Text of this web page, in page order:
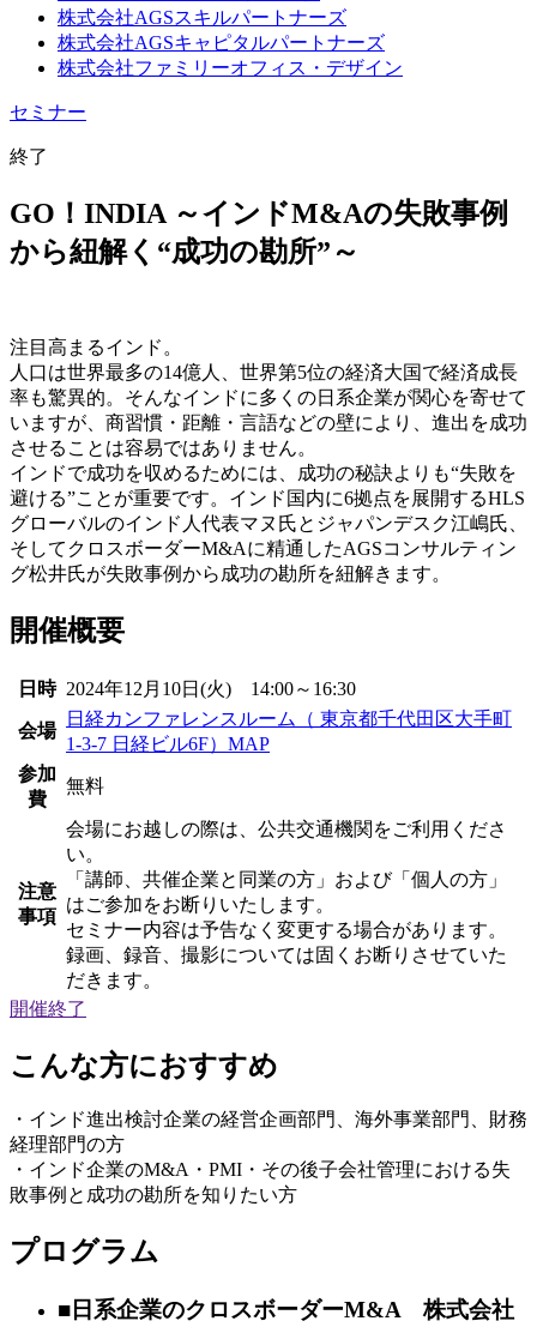
株式会社AGSスキルパートナーズ
株式会社AGSキャピタルパートナーズ
株式会社ファミリーオフィス・デザイン
セミナー
終了
GO！INDIA ～インドM&Aの失敗事例
から紐解く“成功の勘所”～
注目高まるインド。
人口は世界最多の14億人、世界第5位の経済大国で経済成長
率も驚異的。そんなインドに多くの日系企業が関心を寄せて
いますが、商習慣・距離・言語などの壁により、進出を成功
させることは容易ではありません。
インドで成功を収めるためには、成功の秘訣よりも“失敗を
避ける”ことが重要です。インド国内に6拠点を展開するHLS
グローバルのインド人代表マヌ氏とジャパンデスク江嶋氏、
そしてクロスボーダーM&Aに精通したAGSコンサルティン
グ松井氏が失敗事例から成功の勘所を紐解きます。
開催概要
日時 2024年12月10日(火) 14:00～16:30
会場
日経カンファレンスルーム（ 東京都千代田区大手町
1-3-7 日経ビル6F） MAP
参加
費
無料
注意
事項
会場にお越しの際は、公共交通機関をご利用くださ
い。
「講師、共催企業と同業の方」および「個人の方」
はご参加をお断りいたします。
セミナー内容は予告なく変更する場合があります。
録画、録音、撮影については固くお断りさせていた
だきます。
開催終了
こんな方におすすめ
・インド進出検討企業の経営企画部門、海外事業部門、財務
経理部門の方
・インド企業のM&A・PMI・その後子会社管理における失
敗事例と成功の勘所を知りたい方
プログラム
■日系企業のクロスボーダーM&A 株式会社